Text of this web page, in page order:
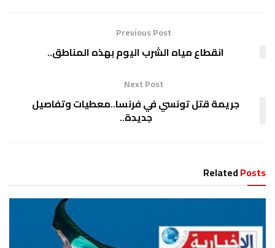
Previous Post
انقطاع مياه الشرب اليوم بهذه المناطق..
Next Post
جريمة قتل تونسي في فرنسا..معطيات وتفاصيل
جديدة..
RelatedPosts